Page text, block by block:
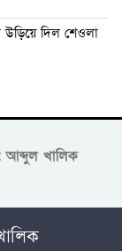
দিল শেওলা
: আব্দুল খালিক